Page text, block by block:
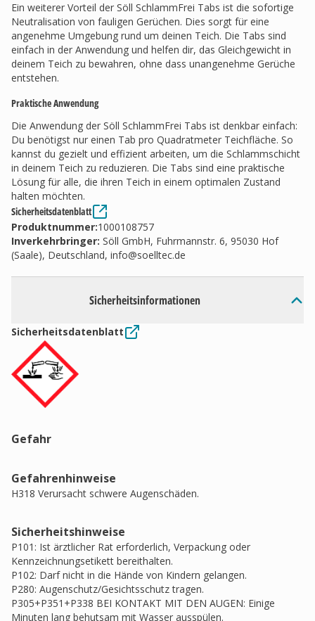
Ein weiterer Vorteil der Söll SchlammFrei Tabs ist die sofortige
Neutralisation von fauligen Gerüchen. Dies sorgt für eine
angenehme Umgebung rund um deinen Teich. Die Tabs sind
einfach in der Anwendung und helfen dir, das Gleichgewicht in
deinem Teich zu bewahren, ohne dass unangenehme Gerüche
entstehen.
Praktische Anwendung
Die Anwendung der Söll SchlammFrei Tabs ist denkbar einfach:
Du benötigst nur einen Tab pro Quadratmeter Teichfläche. So
kannst du gezielt und effizient arbeiten, um die Schlammschicht
in deinem Teich zu reduzieren. Die Tabs sind eine praktische
Lösung für alle, die ihren Teich in einem optimalen Zustand
halten möchten.
Sicherheitsdatenblatt
Produktnummer:1000108757
Inverkehrbringer: Söll GmbH, Fuhrmannstr. 6, 95030 Hof
(Saale), Deutschland, info@soelltec.de
Sicherheitsinformationen
Sicherheitsdatenblatt
Gefahr
Gefahrenhinweise
H318 Verursacht schwere Augenschäden.
Sicherheitshinweise
P101: Ist ärztlicher Rat erforderlich, Verpackung oder
Kennzeichnungsetikett bereithalten.
P102: Darf nicht in die Hände von Kindern gelangen.
P280: Augenschutz/Gesichtsschutz tragen.
P305+P351+P338 BEI KONTAKT MIT DEN AUGEN: Einige
Minuten lang behutsam mit Wasser ausspülen.